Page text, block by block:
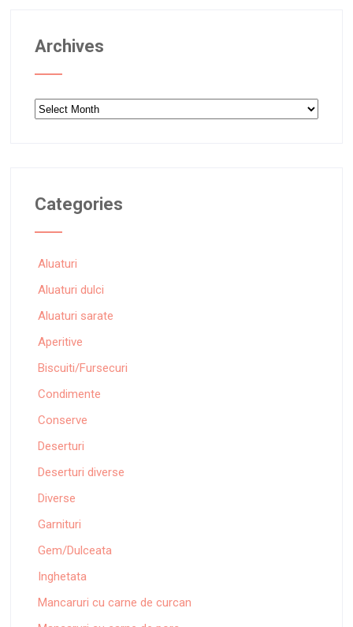
Archives
Archives
Categories
Aluaturi
Aluaturi dulci
Aluaturi sarate
Aperitive
Biscuiti/Fursecuri
Condimente
Conserve
Deserturi
Deserturi diverse
Diverse
Garnituri
Gem/Dulceata
Inghetata
Mancaruri cu carne de curcan